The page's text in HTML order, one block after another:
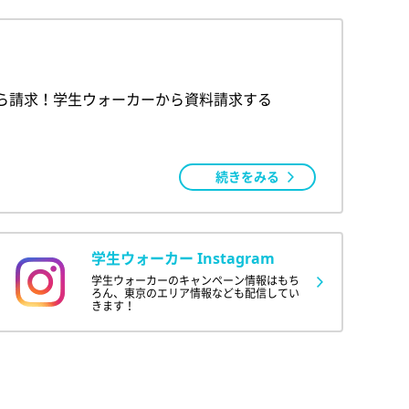
求！学生ウォーカーから資料請求する
続きをみる
学生ウォーカー Instagram
学生ウォーカーのキャンペーン情報はもち
ろん、東京のエリア情報なども配信してい
きます！